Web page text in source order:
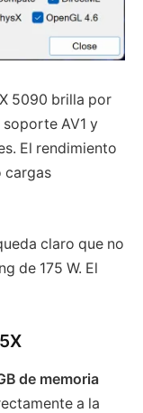
5090 brilla por
soporte AV1 y
El rendimiento
cargas
claro que no
de 175 W. El
de memoria
a la